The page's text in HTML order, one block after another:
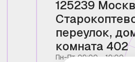
125239
переулок,
комната 402
Пн-Пт 09:00 - 19:00